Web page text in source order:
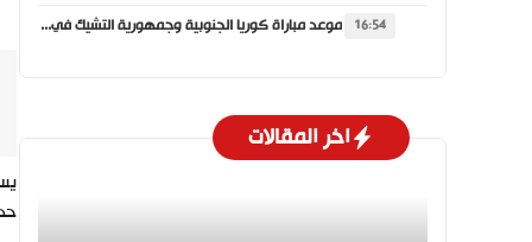
16:54 موعد مباراة كوريا الجنوبية وجمهورية التشيك في كأس العالم 2026 والقنوات الناقلة
اخر المقالات